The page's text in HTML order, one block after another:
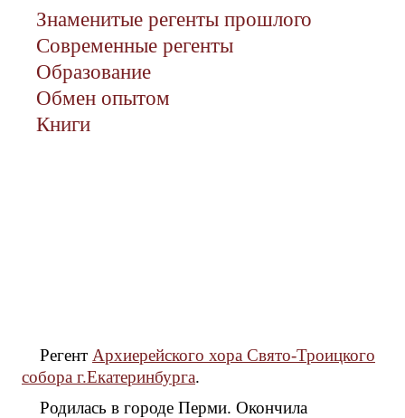
Знаменитые регенты прошлого
Современные регенты
Образование
Обмен опытом
Книги
Регент Архиерейского хора Свято-Троицкого
собора г.Екатеринбурга.
Родилась в городе Перми. Окончила